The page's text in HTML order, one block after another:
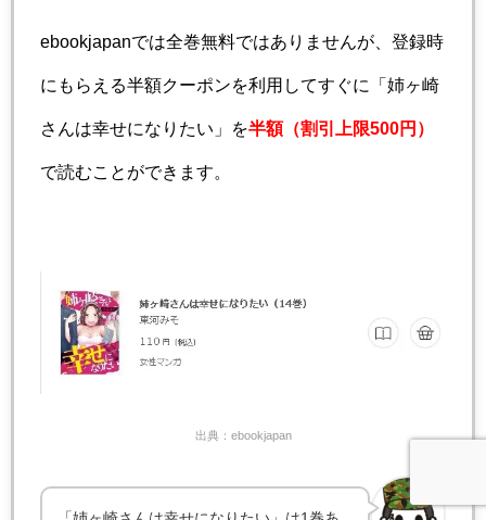
ebookjapanでは全巻無料ではありませんが、登録時
にもらえる半額クーポンを利用してすぐに「姉ヶ崎
さんは幸せになりたい」を半額（割引上限500円）
で読むことができます。
出典：ebookjapan